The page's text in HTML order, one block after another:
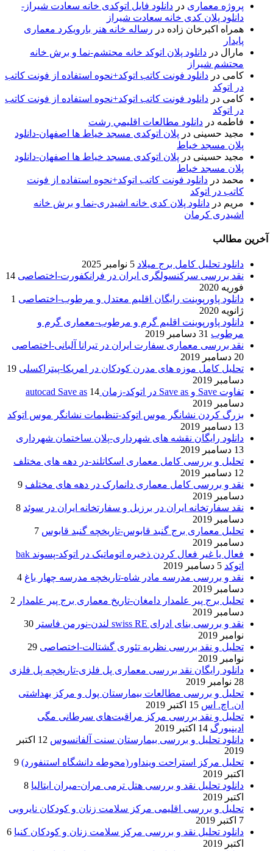
پروژه معماری در دانلود فایل اتوکدی خانه سعادت شیراز-
دانلود پلان کدی خانه سعادت شیراز
همراه اکبرخان زاده در رساله خانه هنر بارویکرد معماری
پایدار
مارال در دانلود پلان اتوکد خانه محتشم-نما و برش خانه
محتشم شیراز
کامی در دانلود فونت کاتب اتوکد+نحوه استفاده از فونت کاتب
در اتوکد
کامی در دانلود فونت کاتب اتوکد+نحوه استفاده از فونت کاتب
در اتوکد
فاطمه در دانلود مطالعات اقليمي رشت
مجید حسینی در پلان اتوکدی مسجد خیاط ها اصفهان-دانلود
پلان مسجد خیاط
مجید حسینی در پلان اتوکدی مسجد خیاط ها اصفهان-دانلود
پلان مسجد خیاط
محمد در دانلود فونت کاتب اتوکد+نحوه استفاده از فونت
کاتب در اتوکد
مریم در دانلود پلان کدی خانه اشیدری-نما و برش خانه
اشیدری کرمان
آخرین مطالب
دانلود تحلیل کامل برج میلاد 5 نوامبر 2025
نقد بررسی سرکنسولگری ایران در فرانکفورت-اختصاصی 14
فوریه 2020
دانلود پاورپوینت رایگان اقلیم معتدل و مرطوب-اختصاصی 1
ژانویه 2020
دانلود پاورپوینت اقلیم گرم و مرطوب-معماری گرم و
مرطوب 31 دسامبر 2019
نقد بررسی معماری سفارت ایران در تیرانا آلبانی-اختصاصی
20 دسامبر 2019
تحلیل کامل موزه های مدرن کودکان در امریکا-پیتراکسلی 19
دسامبر 2019
تفاوت Save و Save as در اتوکد-زمان autocad Save as
14
دسامبر 2019
بزرگ کردن نشانگر موس اتوکد-تنظیمات نشانگر موس اتوکد
13 دسامبر 2019
دانلود رایگان نقشه های شهرداری-پلان ساختمان شهرداری
13 دسامبر 2019
تحلیل و بررسی کامل معماری اسکاتلند-در دهه های مختلف
12 دسامبر 2019
نقد و بررسی کامل معماری دانمارک در دهه های مختلف 9
دسامبر 2019
نقد سفارتخانه ایران در برزیل و سفارتخانه ایران در سوئد 8
دسامبر 2019
تحلیل معماری برج گنبد قابوس-تاریخچه گنبد قابوس 7
دسامبر 2019
فعال یا غیر فعال کردن ذخیره اتوماتیک در اتوکد-پسوند bak
اتوکد 5 دسامبر 2019
نقد و بررسی مدرسه مادر شاه-تاریخچه مدرسه چهار باغ 4
دسامبر 2019
تحلیل برج پیر علمدار دامغان-تاریخ معماری برج پیر علمدار 2
دسامبر 2019
نقد و بررسی بنای ادرای swiss RE لندن-نورمن فاستر
30
نوامبر 2019
تحلیل و نقد بررسی نظریه تئوری گشتالت-اختصاصی 29
نوامبر 2019
دانلود رایگان نقد بررسی معماری پل فلزی-تاریخچه پل فلزی
28 نوامبر 2019
تحلیل و بررسی مطالعات بیمارستان پول و مرکز بهداشتی
ان. اچ. اس 15 اکتبر 2019
تحلیل و نقد بررسی مرکز مراقبت‌های سرطانی مگی
ادینبورگ 14 اکتبر 2019
دانلود تحلیل و بررسی بیمارستان سنت آلفانسوس
12 اکتبر
2019
تحلیل مرکز استراحت وینداور(محوطه دانشگاه استنفورد) 9
اکتبر 2019
دانلود تحلیل نقد و بررسی هتل ترمی مران-میران ایتالیا 8
اکتبر 2019
تحلیل و بررسی اقلیمی مرکز سلامت زنان و کودکان نایروبی
7 اکتبر 2019
دانلود تحلیل نقد و بررسی مرکز سلامت زنان و کودکان کنیا 6
اکتبر 2019